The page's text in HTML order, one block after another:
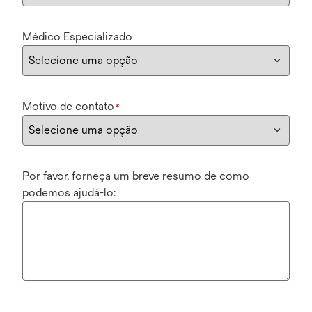
Médico Especializado
Motivo de contato *
Por favor, forneça um breve resumo de como
podemos ajudá-lo: